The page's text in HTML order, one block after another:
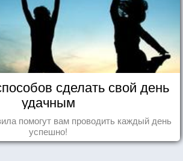
сделать свой день
удачным
помогут вам проводить каждый день
успешно!